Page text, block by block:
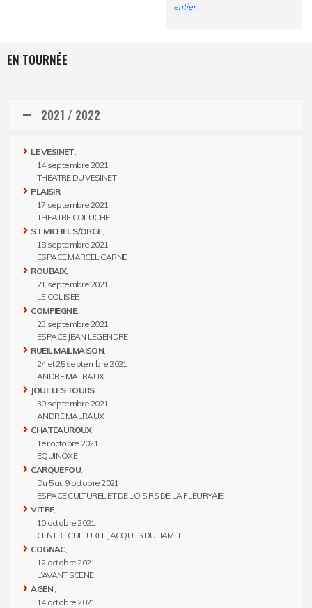
entier
EN TOURNÉE
2021 / 2022
LE VESINET
14 septembre 2021
THEATRE DU VESINET
PLAISIR,
17 septembre 2021
THEATRE COLUCHE
ST MICHEL S/ORGE,
18 septembre 2021
ESPACE MARCEL CARNE
ROUBAIX,
21 septembre 2021
LE COLISEE
COMPIEGNE,
23 septembre 2021
ESPACE JEAN LEGENDRE
RUEIL MAILMAISON
24 et 25 septembre 2021
ANDRE MALRAUX
JOUE LES TOURS
30 septembre 2021
ANDRE MALRAUX
CHATEAUROUX,
1er octobre 2021
EQUINOXE
CARQUEFOU
Du 5 au 9 octobre 2021
ESPACE CULTUREL ET DE LOISIRS DE LA FLEURYAIE
VITRE,
10 octobre 2021
CENTRE CULTUREL JACQUES DUHAMEL
COGNAC,
12 octobre 2021
L’AVANT SCENE
AGEN
14 octobre 2021